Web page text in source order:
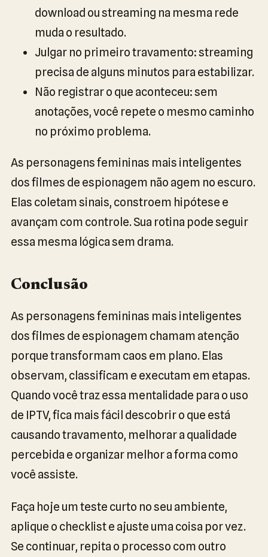
download ou streaming na mesma rede
muda o resultado.
Julgar no primeiro travamento: streaming
precisa de alguns minutos para estabilizar.
Não registrar o que aconteceu: sem
anotações, você repete o mesmo caminho
no próximo problema.
As personagens femininas mais inteligentes
dos filmes de espionagem não agem no escuro.
Elas coletam sinais, constroem hipótese e
avançam com controle. Sua rotina pode seguir
essa mesma lógica sem drama.
Conclusão
As personagens femininas mais inteligentes
dos filmes de espionagem chamam atenção
porque transformam caos em plano. Elas
observam, classificam e executam em etapas.
Quando você traz essa mentalidade para o uso
de IPTV, fica mais fácil descobrir o que está
causando travamento, melhorar a qualidade
percebida e organizar melhor a forma como
você assiste.
Faça hoje um teste curto no seu ambiente,
aplique o checklist e ajuste uma coisa por vez.
Se continuar, repita o processo com outro